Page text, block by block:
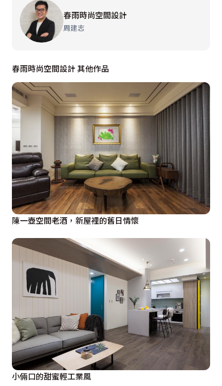
春雨時尚空間設計
周建志
春雨時尚空間設計 其他作品
陳一壺空間老酒，新屋裡的舊日情懷
小倆口的甜蜜輕工業風